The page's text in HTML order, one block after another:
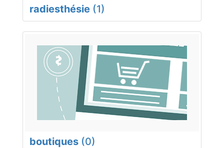
radiesthésie (1)
boutiques (0)